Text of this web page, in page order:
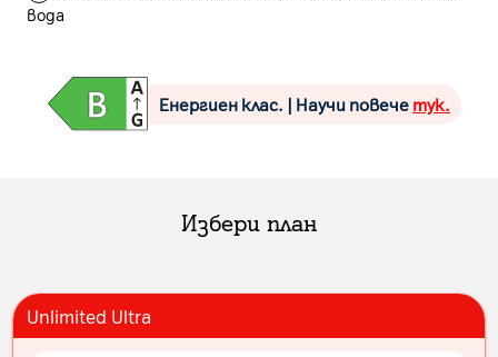
вода
Енергиен клас. | Научи повече тук.
Избери план
Unlimited Ultra